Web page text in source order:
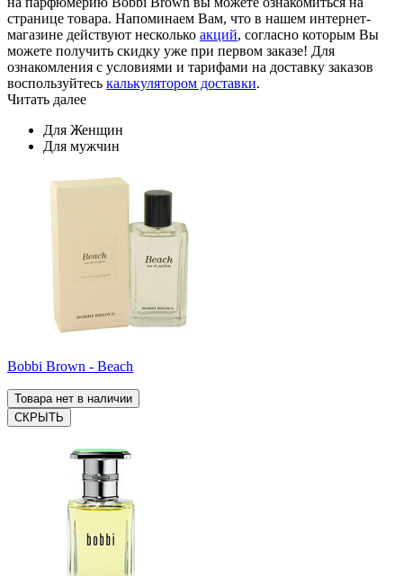
странице товара. Напоминаем Вам, что в нашем интернет-
магазине действуют несколько акций, согласно которым Вы
можете получить скидку уже при первом заказе! Для
ознакомления с условиями и тарифами на доставку заказов
воспользуйтесь калькулятором доставки.
Читать далее
Для Женщин
Для мужчин
Bobbi Brown - Beach
Товара нет в наличии
СКРЫТЬ